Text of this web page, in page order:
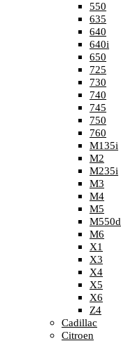
550
635
640
640i
650
725
730
740
745
750
760
M135i
M2
M235i
M3
M4
M5
M550d
M6
X1
X3
X4
X5
X6
Z4
Cadillac
Citroen